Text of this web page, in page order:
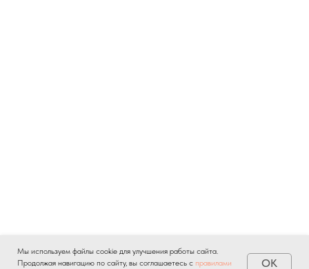
Мы используем файлы cookie для улучшения работы сайта.
Продолжая навигацию по сайту, вы соглашаетесь с правилами
OK